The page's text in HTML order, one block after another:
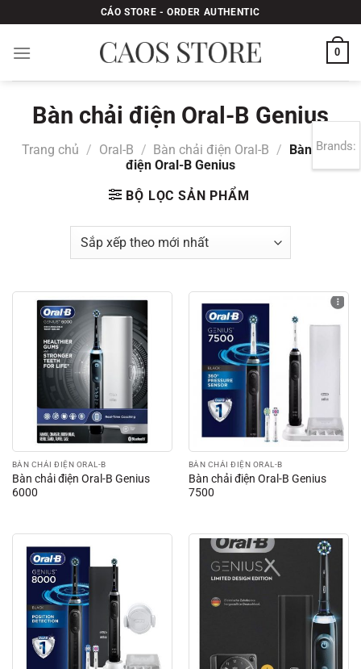
qua
nội
CÁO STORE - ORDER AUTHENTIC
0
Bàn chải điện Oral-B Genius
Trang chủ / Oral-B / Bàn chải điện Oral-B /
Bàn chải
điện Oral-B Genius
BỘ LỌC SẢN PHẨM
BÀN CHẢI ĐIỆN ORAL-B
Bàn chải điện Oral-B Genius
6000
BÀN CHẢI ĐIỆN ORAL-B
Bàn chải điện Oral-B Genius
7500
Brands: